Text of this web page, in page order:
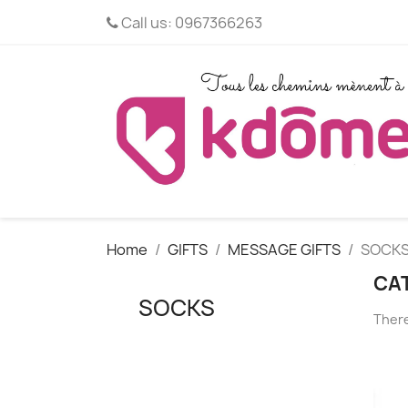
Call us: 0967366263
Home GIFTS MESSAGE GIFTS
SOCKS